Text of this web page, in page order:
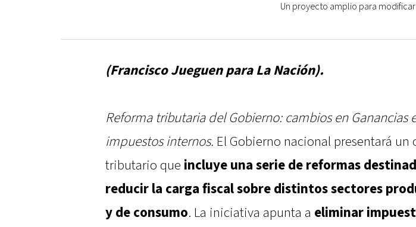
Un proyecto amplio para
(Francisco Jueguen para La Nación).
Reforma tributaria del Gobierno: cambios en Ganancias
impuestos internos. El Gobierno nacional presentará un
tributario que incluye una serie de reformas
reducir la carga fiscal sobre distintos sectores
y de consumo. La iniciativa apunta a eliminar